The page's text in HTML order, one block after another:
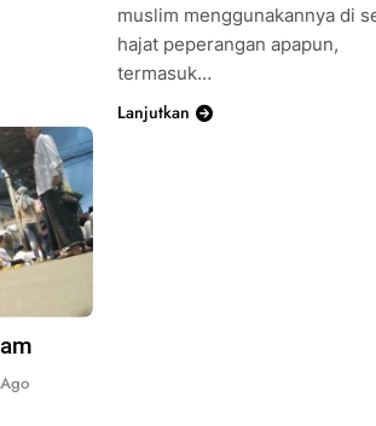
muslim menggunakannya di
hajat peperangan apapun,
termasuk…
Lanjutkan